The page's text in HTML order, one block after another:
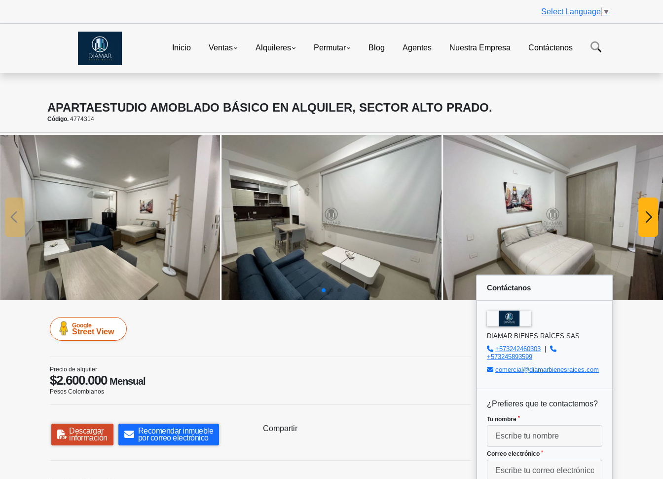
Select Language ▼
Inicio Ventas Alquileres Permutar Blog Agentes Nuestra Empresa Contáctenos
APARTAESTUDIO AMOBLADO BÁSICO EN ALQUILER, SECTOR ALTO PRADO.
Código. 4774314
Google
Street View
Precio de alquiler
$2.600.000Mensual
Pesos Colombianos
Descargar
información
Recomendar inmueble
por correo electrónico
Compartir
Contáctanos
DIAMAR BIENES RAÍCES SAS
+573242460303
+573245893599
comercial@diamarbienesraices.com
¿Prefieres que te contactemos?
Tu nombre *
Correo electrónico *